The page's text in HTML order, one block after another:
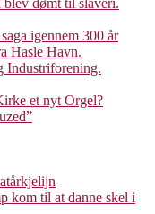
dømt til slaveri.
igennem 300 år
Hasle Havn.
Industriforening.
et nyt Orgel?
kom til at danne skel i